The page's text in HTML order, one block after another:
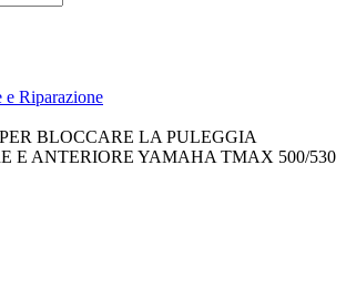
e Riparazione
BLOCCARE LA PULEGGIA
E ANTERIORE YAMAHA TMAX 500/530